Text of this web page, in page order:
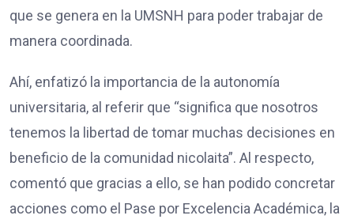
que se genera en la UMSNH para poder trabajar de
manera coordinada.
Ahí, enfatizó la importancia de la autonomía
universitaria, al referir que “significa que nosotros
tenemos la libertad de tomar muchas decisiones en
beneficio de la comunidad nicolaita”. Al respecto,
comentó que gracias a ello, se han podido concretar
acciones como el Pase por Excelencia Académica, la